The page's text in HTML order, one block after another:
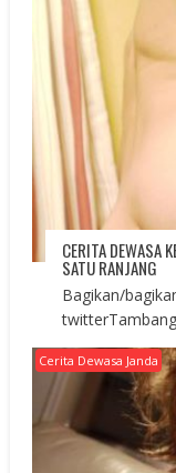
CERITA DEWASA
SATU RANJANG
Bagikan/
Cerita Dewasa Janda